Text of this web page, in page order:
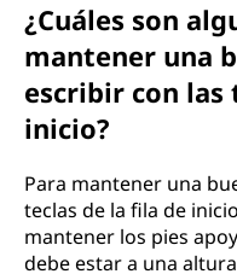
¿Cuáles son
mantener una
escribir con las
inicio?
Para mantener una
teclas de la fila de
mantener los pies
debe estar a una